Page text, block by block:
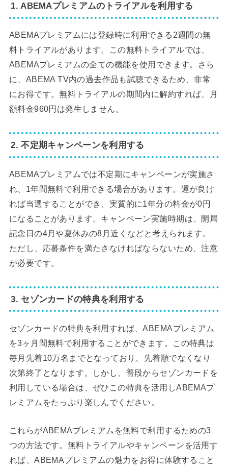
1. ABEMAプレミアムのトライアルを利用する
ABEMAプレミアムには登録時に利用できる2週間の無
料トライアルがあります。この無料トライアルでは、
ABEMAプレミアムの全ての機能を使用できます。さら
に、ABEMA TV内の過去作品も試聴できるため、非常
にお得です。無料トライアルの期間内に解約すれば、月
額料金960円は発生しません。
2. 不定期キャンペーンを利用する
ABEMAプレミアムでは不定期にキャンペーンが実施さ
れ、1年間無料で利用できる場合があります。運が良け
れば当選することができ、実質的に1年分の料金が0円
になることがあります。キャンペーン実施時期は、開局
記念日の4月や夏休みの8月近くなどと考えられます。
ただし、応募条件を満たさなければならないため、注意
が必要です。
3. セゾンカードの特典を利用する
セゾンカードの特典を利用すれば、ABEMAプレミアム
を3ヶ月間無料で利用することができます。この特典は
毎月先着10万名までとなっており、先着順でなくなり
次第終了となります。しかし、普段からセゾンカードを
利用している場合は、ぜひこの特典を活用しABEMAプ
レミアムをたっぷり楽しんでください。
これらがABEMAプレミアムを無料で利用するための3
つの方法です。無料トライアルやキャンペーンを活用す
れば、ABEMAプレミアムの魅力をお得に体験すること